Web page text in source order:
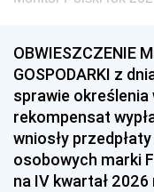
OBWIESZCZENIE
GOSPODARKI z
sprawie
rekompensat
wniosły
osobowych marki
na IV kwartał 2026